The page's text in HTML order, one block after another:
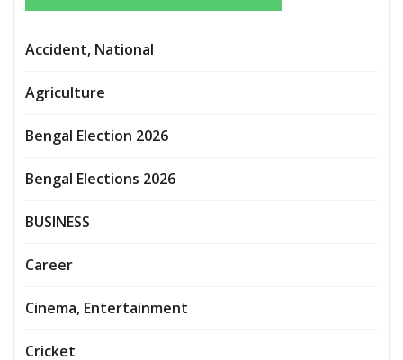
Accident, National
Agriculture
Bengal Election 2026
Bengal Elections 2026
BUSINESS
Career
Cinema, Entertainment
Cricket